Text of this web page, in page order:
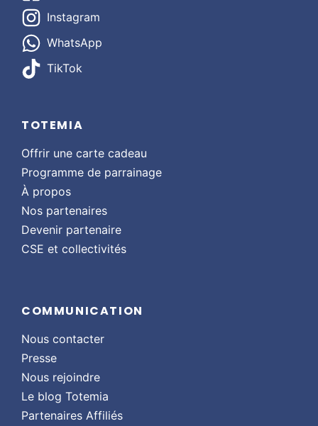
Instagram
WhatsApp
TikTok
TOTEMIA
Offrir une carte cadeau
Programme de parrainage
À propos
Nos partenaires
Devenir partenaire
CSE et collectivités
COMMUNICATION
Nous contacter
Presse
Nous rejoindre
Le blog Totemia
Partenaires Affiliés